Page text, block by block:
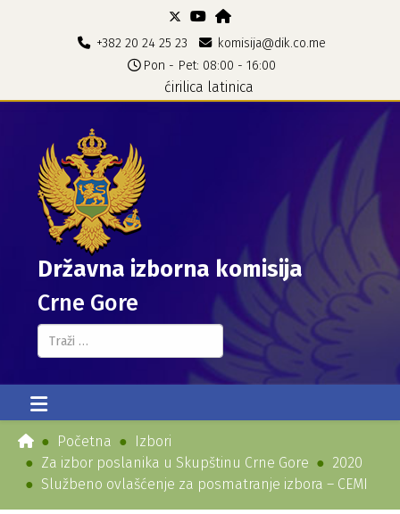
+382 20 24 25 23
komisija@dik.co.me
Pon - Pet: 08:00 - 16:00
ćirilica latinica
Državna izborna komisija
Crne Gore
Pretraga...
Početna
Izbori
Za izbor poslanika u Skupštinu Crne Gore
2020
Službeno ovlašćenje za posmatranje izbora – CEMI